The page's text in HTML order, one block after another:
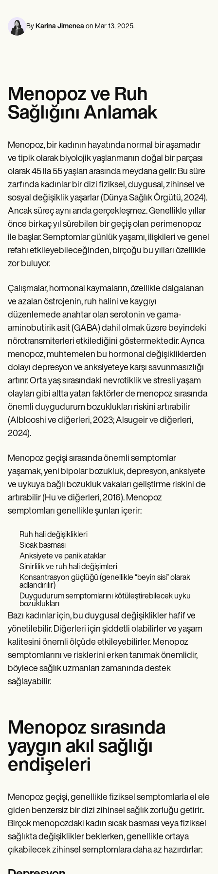
Diyetisyenler ve Beslenme Uzmanları
Fizik Terapistler
Bloglar
Kaynak Kılavuzları
Karşılaştırma
Uygulama Kılavuzları
ICD Kodları
Procedure Codes
Superbill şablonu
SOAP Not şablonu
Tedavi Planı Şablonu
Informed Consent Form
Social Work Treatment Plans
DAR Note Template
Patient Visit Summary Template
Help Center
Demos
Training Hub
Switch to Carepatron
Pricing
Why Carepatron?
Login
Get started
Massage therapists
Personal trainers
By Karina Jimenea on Mar 13, 2025.
Menopoz ve Ruh
Sağlığını Anlamak
Menopoz, bir kadının hayatında normal bir aşamadır
ve tipik olarak biyolojik yaşlanmanın doğal bir parçası
olarak 45 ila 55 yaşları arasında meydana gelir. Bu süre
zarfında kadınlar bir dizi fiziksel, duygusal, zihinsel ve
sosyal değişiklik yaşarlar (Dünya Sağlık Örgütü, 2024).
Ancak süreç aynı anda gerçekleşmez. Genellikle yıllar
önce birkaç yıl sürebilen bir geçiş olan perimenopoz
ile başlar. Semptomlar günlük yaşamı, ilişkileri ve genel
refahı etkileyebileceğinden, birçoğu bu yılları özellikle
zor buluyor.
Çalışmalar, hormonal kaymaların, özellikle dalgalanan
ve azalan östrojenin, ruh halini ve kaygıyı
düzenlemede anahtar olan serotonin ve gama-
aminobutirik asit (GABA) dahil olmak üzere beyindeki
nörotransmiterleri etkilediğini göstermektedir. Ayrıca
menopoz, muhtemelen bu hormonal değişikliklerden
dolayı depresyon ve anksiyeteye karşı savunmasızlığı
artırır. Orta yaş sırasındaki nevrotiklik ve stresli yaşam
olayları gibi altta yatan faktörler de menopoz sırasında
önemli duygudurum bozuklukları riskini artırabilir
(Alblooshi ve diğerleri, 2023; Alsugeir ve diğerleri,
2024).
Menopoz geçişi sırasında önemli semptomlar
yaşamak, yeni bipolar bozukluk, depresyon, anksiyete
ve uykuya bağlı bozukluk vakaları geliştirme riskini de
artırabilir (Hu ve diğerleri, 2016). Menopoz
semptomları genellikle şunları içerir:
Ruh hali değişiklikleri
Sıcak basması
Anksiyete ve panik ataklar
Sinirlilik ve ruh hali değişimleri
Konsantrasyon güçlüğü (genellikle “beyin sisi” olarak
adlandırılır)
Duygudurum semptomlarını kötüleştirebilecek uyku
bozuklukları
Bazı kadınlar için, bu duygusal değişiklikler hafif ve
yönetilebilir. Diğerleri için şiddetli olabilirler ve yaşam
kalitesini önemli ölçüde etkileyebilirler. Menopoz
semptomlarını ve risklerini erken tanımak önemlidir,
böylece sağlık uzmanları zamanında destek
sağlayabilir.
Menopoz sırasında
yaygın akıl sağlığı
endişeleri
Menopoz geçişi, genellikle fiziksel semptomlarla el ele
giden benzersiz bir dizi zihinsel sağlık zorluğu getirir..
Birçok menopozdaki kadın sıcak basması veya fiziksel
sağlıkta değişiklikler beklerken, genellikle ortaya
çıkabilecek zihinsel semptomlara daha az hazırdırlar: